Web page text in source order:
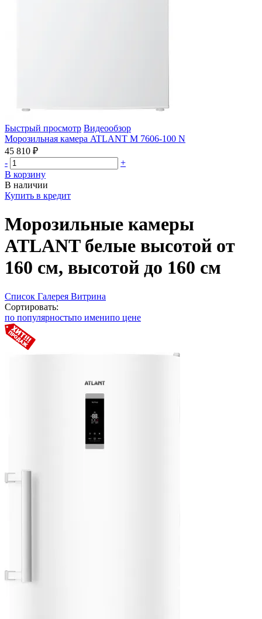
Быстрый просмотр Видеообзор
Морозильная камера ATLANT М 7606-100 N
45 810 ₽
-
+
В корзину
В наличии
Купить в кредит
Морозильные камеры
ATLANT белые высотой от
160 см, высотой до 160 см
Список Галерея Витрина
Сортировать:
по популярностьпо именипо цене